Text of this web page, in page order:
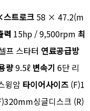
트로크 58 × 47.2(m
력 15hp / 9,500rpm 최
프 스타터 연료공급방
량9.5ℓ 변속기 6단 리
윙암 타이어사이즈 (F)1
싱글디스크 (R)